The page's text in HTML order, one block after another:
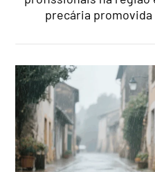
precária promovida